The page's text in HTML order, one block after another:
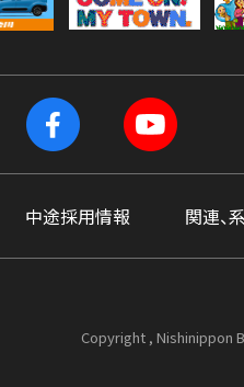
中途採用情報 関連、
Copyright , Nishinippon